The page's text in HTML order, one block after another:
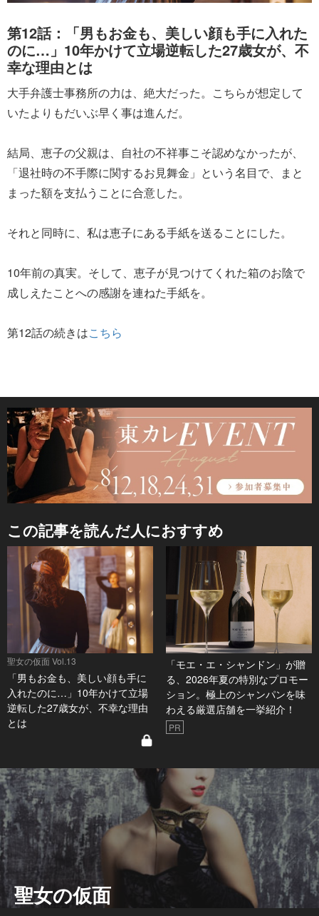
第12話：「男もお金も、美しい顔も手に入れた
のに…」10年かけて立場逆転した27歳女が、不
幸な理由とは
大手弁護士事務所の力は、絶大だった。こちらが想定して
いたよりもだいぶ早く事は進んだ。
結局、恵子の父親は、自社の不祥事こそ認めなかったが、
「退社時の不手際に関するお見舞金」という名目で、まと
まった額を支払うことに合意した。
それと同時に、私は恵子にある手紙を送ることにした。
10年前の真実。そして、恵子が見つけてくれた箱のお陰で
成しえたことへの感謝を連ねた手紙を。
第12話の続きはこちら
この記事を読んだ人におすすめ
聖女の仮面 Vol.13
「男もお金も、美しい顔も手に
入れたのに…」10年かけて立場
逆転した27歳女が、不幸な理由
とは
「モエ・エ・シャンドン」が贈
る、2026年夏の特別なプロモー
ション。極上のシャンパンを味
わえる厳選店舗を一挙紹介！
PR
聖女の仮面